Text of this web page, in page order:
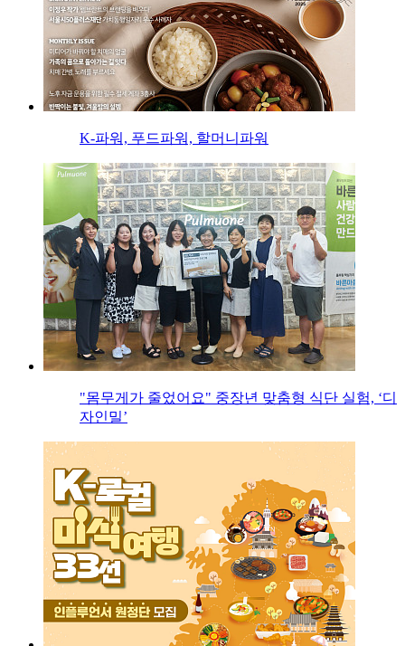
K-파워, 푸드파워, 할머니파워
"몸무게가 줄었어요" 중장년 맞춤형 식단 실험, ‘디
자인밀’